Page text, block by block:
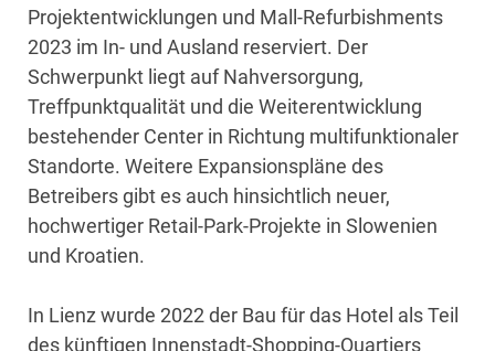
Projektentwicklungen und Mall-Refurbishments
2023 im In- und Ausland reserviert. Der
Schwerpunkt liegt auf Nahversorgung,
Treffpunktqualität und die Weiterentwicklung
bestehender Center in Richtung multifunktionaler
Standorte. Weitere Expansionspläne des
Betreibers gibt es auch hinsichtlich neuer,
hochwertiger Retail-Park-Projekte in Slowenien
und Kroatien.
In Lienz wurde 2022 der Bau für das Hotel als Teil
des künftigen Innenstadt-Shopping-Quartiers